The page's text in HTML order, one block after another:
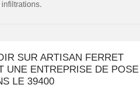
SUR ARTISAN FERRET
UNE ENTREPRISE DE POSE
LE 39400